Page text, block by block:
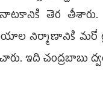
తెర తీశారు.
నిర్మాణానికి మరో
ఇది చంద్రబాబు